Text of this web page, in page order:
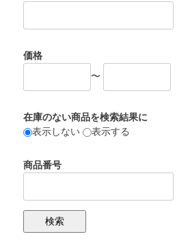
価格
〜
在庫のない商品を検索結果に
表示しない
表示する
商品番号
検索